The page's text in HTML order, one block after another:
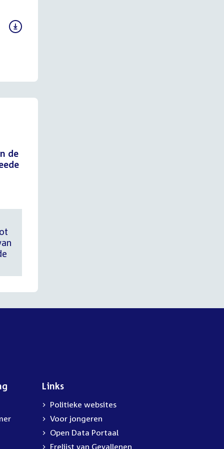
de
Links
Politieke websites
Voor jongeren
Open Data Portaal
Erelijst van Gevallenen